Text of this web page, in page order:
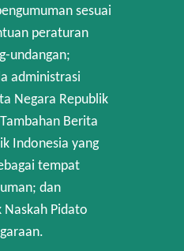
sesuai
peraturan
undangan;
administrasi
Negara Republik
Berita
Indonesia yang
tempat
dan
Pidato